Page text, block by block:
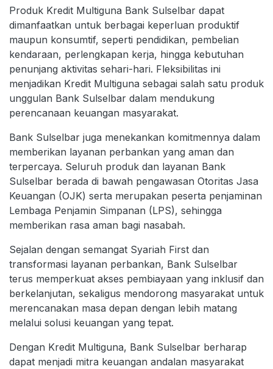
Produk Kredit Multiguna Bank Sulselbar dapat
dimanfaatkan untuk berbagai keperluan produktif
maupun konsumtif, seperti pendidikan, pembelian
kendaraan, perlengkapan kerja, hingga kebutuhan
penunjang aktivitas sehari-hari. Fleksibilitas ini
menjadikan Kredit Multiguna sebagai salah satu produk
unggulan Bank Sulselbar dalam mendukung
perencanaan keuangan masyarakat.
Bank Sulselbar juga menekankan komitmennya dalam
memberikan layanan perbankan yang aman dan
terpercaya. Seluruh produk dan layanan Bank
Sulselbar berada di bawah pengawasan Otoritas Jasa
Keuangan (OJK) serta merupakan peserta penjaminan
Lembaga Penjamin Simpanan (LPS), sehingga
memberikan rasa aman bagi nasabah.
Sejalan dengan semangat Syariah First dan
transformasi layanan perbankan, Bank Sulselbar
terus memperkuat akses pembiayaan yang inklusif dan
berkelanjutan, sekaligus mendorong masyarakat untuk
merencanakan masa depan dengan lebih matang
melalui solusi keuangan yang tepat.
Dengan Kredit Multiguna, Bank Sulselbar berharap
dapat menjadi mitra keuangan andalan masyarakat